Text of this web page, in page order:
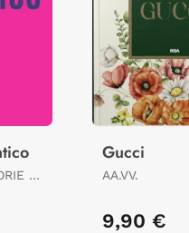
/
Gucci
AA.VV.
9,90 €